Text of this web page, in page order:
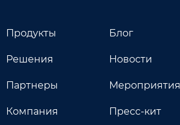
Продукты
Решения
Партнеры
Компания
Блог
Новости
Мероприятия
Пресс-кит